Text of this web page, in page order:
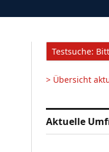
> Übersicht
Aktuelle